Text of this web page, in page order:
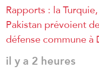
Rapports : la
Pakistan prévoient
défense commune
il y a 2 heures